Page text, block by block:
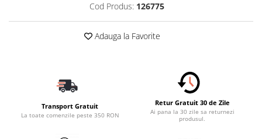
Cod Produs: 126775
Adauga la Favorite
Transport Gratuit
La toate comenzile peste 350 RON
Retur Gratuit 30 de Zile
Ai pana la 30 zile sa returnezi
produsul.